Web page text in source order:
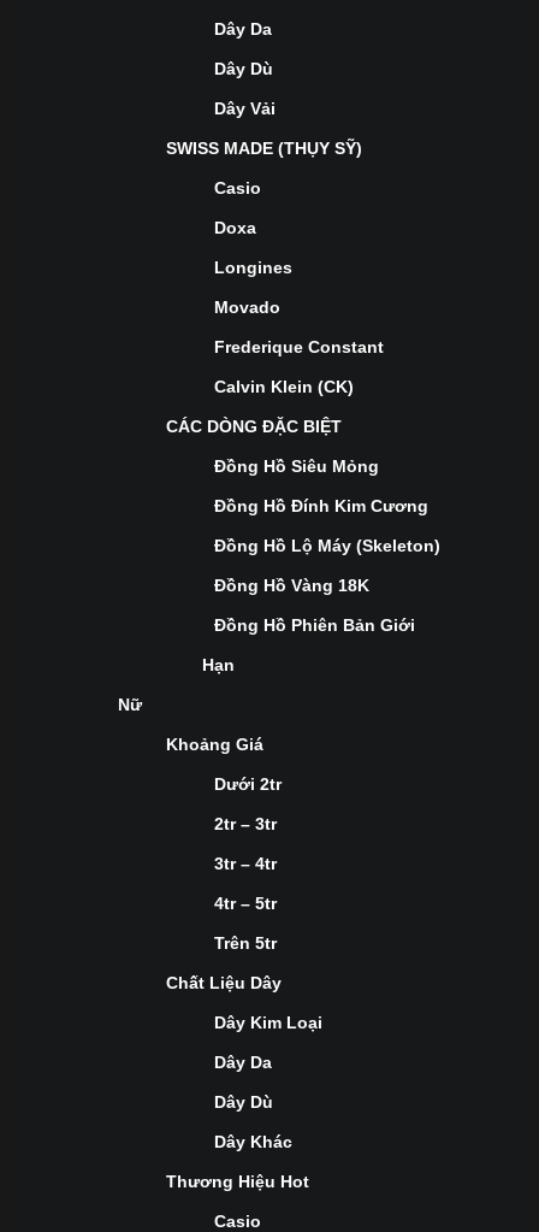
Dây Da
Dây Dù
Dây Vải
SWISS MADE (THỤY SỸ)
Casio
Doxa
Longines
Movado
Frederique Constant
Calvin Klein (CK)
CÁC DÒNG ĐẶC BIỆT
Đồng Hồ Siêu Mỏng
Đồng Hồ Đính Kim Cương
Đồng Hồ Lộ Máy (Skeleton)
Đồng Hồ Vàng 18K
Đồng Hồ Phiên Bản Giới
Hạn
Nữ
Khoảng Giá
Dưới 2tr
2tr – 3tr
3tr – 4tr
4tr – 5tr
Trên 5tr
Chất Liệu Dây
Dây Kim Loại
Dây Da
Dây Dù
Dây Khác
Thương Hiệu Hot
Casio